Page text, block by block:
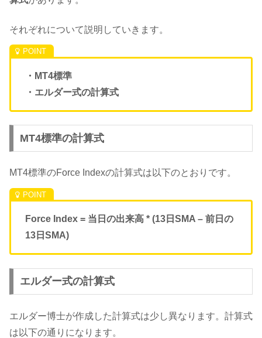
それぞれについて説明していきます。
・MT4標準
・エルダー式の計算式
MT4標準の計算式
MT4標準のForce Indexの計算式は以下のとおりです。
Force Index = 当日の出来高 * (13日SMA – 前日の
13日SMA)
エルダー式の計算式
エルダー博士が作成した計算式は少し異なります。計算式
は以下の通りになります。